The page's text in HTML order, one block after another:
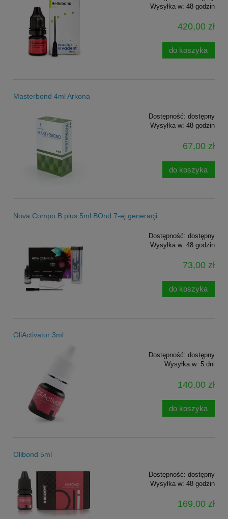
Wysyłka w: 48 godzin
420,00 zł
do koszyka
Masterbond 4ml Arkona
Dostępność: dostępny
Wysyłka w: 48 godzin
67,00 zł
do koszyka
Nova Compo B plus 5ml BOnd 7-ej generacji
Dostępność: dostępny
Wysyłka w: 48 godzin
73,00 zł
do koszyka
OliActivator 3ml
Dostępność: dostępny
Wysyłka w: 5 dni
140,00 zł
do koszyka
Olibond 5ml
Dostępność: dostępny
Wysyłka w: 48 godzin
169,00 zł